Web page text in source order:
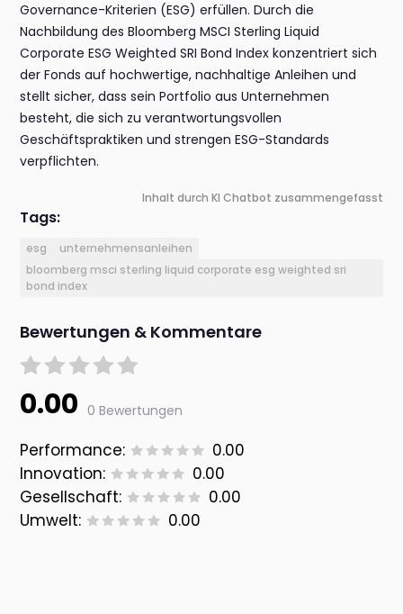
Governance-Kriterien (ESG) erfüllen. Durch die
Nachbildung des Bloomberg MSCI Sterling Liquid
Corporate ESG Weighted SRI Bond Index konzentriert sich
der Fonds auf hochwertige, nachhaltige Anleihen und
stellt sicher, dass sein Portfolio aus Unternehmen
besteht, die sich zu verantwortungsvollen
Geschäftspraktiken und strengen ESG-Standards
verpflichten.
Inhalt durch KI Chatbot zusammengefasst
Tags:
esg
unternehmensanleihen
bloomberg msci sterling liquid corporate esg weighted sri
bond index
Bewertungen & Kommentare
0.00 0 Bewertungen
Performance:
0.00
Innovation:
0.00
Gesellschaft:
0.00
Umwelt:
0.00